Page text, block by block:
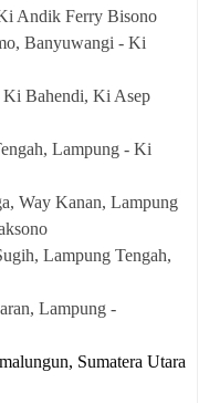
Andik Ferry Bisono
Banyuwangi - Ki
Ki Bahendi, Ki Asep
Lampung - Ki
Way Kanan, Lampung
Lampung Tengah,
Lampung -
Sumatera Utara